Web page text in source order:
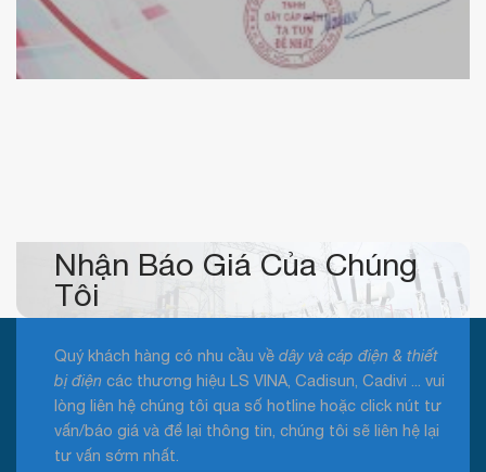
Chứng nhận đại lý cáp điện Tatun Đệ Nhất
Nhận Báo Giá Của Chúng
Tôi
Quý khách hàng có nhu cầu về dây và cáp điện & thiết
bị điện các thương hiệu LS VINA, Cadisun, Cadivi ... vui
lòng liên hệ chúng tôi qua số hotline hoặc click nút tư
vấn/báo giá và để lại thông tin, chúng tôi sẽ liên hệ lại
tư vấn sớm nhất.